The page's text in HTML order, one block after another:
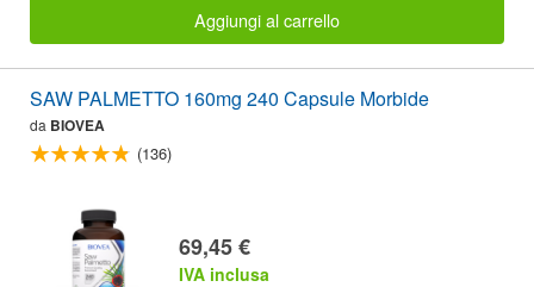
Aggiungi al carrello
SAW PALMETTO 160mg 240 Capsule Morbide
da BIOVEA
(136)
69,45 €
IVA inclusa